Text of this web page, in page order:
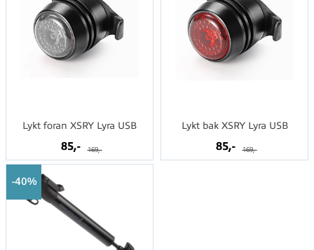
Lykt foran XSRY Lyra USB
85,- 169,-
Lykt bak XSRY Lyra USB
85,- 169,-
40%